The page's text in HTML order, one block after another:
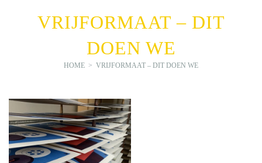
VRIJFORMAAT – DIT
DOEN WE
HOME > VRIJFORMAAT – DIT DOEN WE